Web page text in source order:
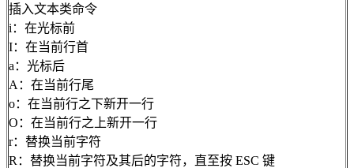
插入文本类命令
i：在光标前
I：在当前行首
a：光标后
A：在当前行尾
o：在当前行之下新开一行
O：在当前行之上新开一行
r：替换当前字符
R：替换当前字符及其后的字符，直至按 ESC 键